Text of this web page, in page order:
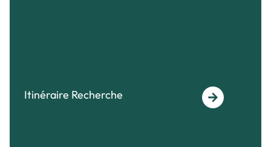
Itinéraire Recherche